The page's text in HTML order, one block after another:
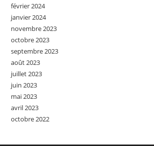
février 2024
janvier 2024
novembre 2023
octobre 2023
septembre 2023
août 2023
juillet 2023
juin 2023
mai 2023
avril 2023
octobre 2022